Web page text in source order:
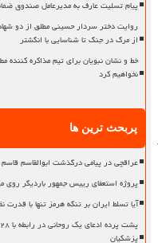
پیام تسلیت عارف به مدیرعامل صندوق
روایت دختر سردار حسینی مطلق از دو
از مرگ در جنگ تا شناسایی با انگشتر
خط و نشان نبویان برای تیم مذاکره کننده
نخواهیم کرد
پربحث ترین ها
عراقچی در پیامی درگذشت ابوالقاسم
پروژه استعفای رییس جمهور باردیگر روی
آیا تسلط ایران بر تنگه هرمز تنها با
پزشکیان